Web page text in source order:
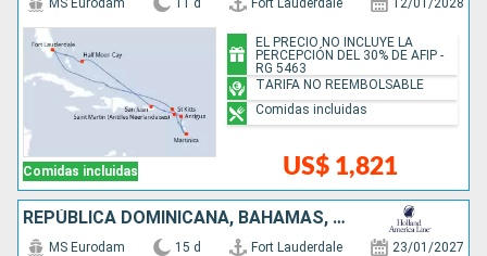
Comidas incluidas
MS Eurodam 11 d Fort Lauderdale 12/01/2028
US$ 1,821
EL PRECIO NO INCLUYE LA
PERCEPCIÓN DEL 30% DE AFIP -
RG 5463
TARIFA NO REEMBOLSABLE
Comidas incluidas
REPÚBLICA DOMINICANA, BAHAMAS, PUERTO RICO, ESTADOS UNIDOS
MS Eurodam 15 d Fort Lauderdale 23/01/2027